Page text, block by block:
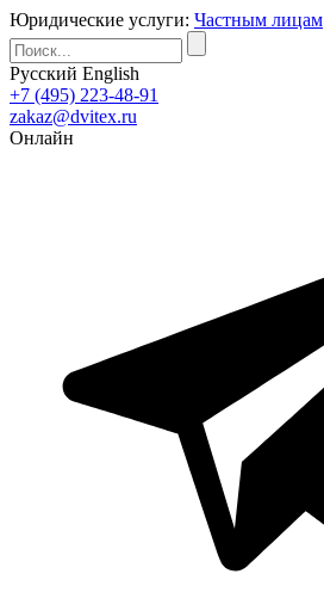
Юридические услуги: Частным лицам
Русский English
+7 (495) 223-48-91
zakaz@dvitex.ru
Онлайн